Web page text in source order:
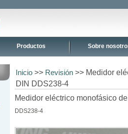
Productos Sobre
Inicio >> Revisión >> Medidor
DIN DDS238-4
Medidor eléctrico monofásico
DDS238-4